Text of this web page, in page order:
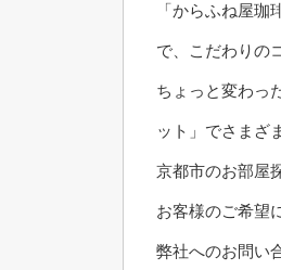
「からふね屋
で、こだわりの
ちょっと変わっ
ット」でさまざ
京都市のお部屋
お客様のご希望
弊社へのお問い